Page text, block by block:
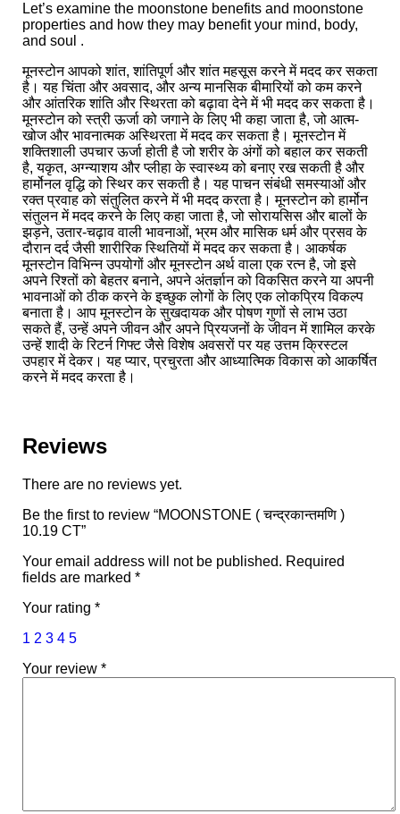
Let’s examine the moonstone benefits and moonstone
properties and how they may benefit your mind, body,
and soul .
मूनस्टोन आपको शांत, शांतिपूर्ण और शांत महसूस करने में मदद कर सकता
है। यह चिंता और अवसाद, और अन्य मानसिक बीमारियों को कम करने
और आंतरिक शांति और स्थिरता को बढ़ावा देने में भी मदद कर सकता है।
मूनस्टोन को स्त्री ऊर्जा को जगाने के लिए भी कहा जाता है, जो आत्म-
खोज और भावनात्मक अस्थिरता में मदद कर सकता है। मूनस्टोन में
शक्तिशाली उपचार ऊर्जा होती है जो शरीर के अंगों को बहाल कर सकती
है, यकृत, अग्न्याशय और प्लीहा के स्वास्थ्य को बनाए रख सकती है और
हार्मोनल वृद्धि को स्थिर कर सकती है। यह पाचन संबंधी समस्याओं और
रक्त प्रवाह को संतुलित करने में भी मदद करता है। मूनस्टोन को हार्मोन
संतुलन में मदद करने के लिए कहा जाता है, जो सोरायसिस और बालों के
झड़ने, उतार-चढ़ाव वाली भावनाओं, भ्रम और मासिक धर्म और प्रसव के
दौरान दर्द जैसी शारीरिक स्थितियों में मदद कर सकता है। आकर्षक
मूनस्टोन विभिन्न उपयोगों और मूनस्टोन अर्थ वाला एक रत्न है, जो इसे
अपने रिश्तों को बेहतर बनाने, अपने अंतर्ज्ञान को विकसित करने या अपनी
भावनाओं को ठीक करने के इच्छुक लोगों के लिए एक लोकप्रिय विकल्प
बनाता है। आप मूनस्टोन के सुखदायक और पोषण गुणों से लाभ उठा
सकते हैं, उन्हें अपने जीवन और अपने प्रियजनों के जीवन में शामिल करके
उन्हें शादी के रिटर्न गिफ्ट जैसे विशेष अवसरों पर यह उत्तम क्रिस्टल
उपहार में देकर। यह प्यार, प्रचुरता और आध्यात्मिक विकास को आकर्षित
करने में मदद करता है।
Reviews
There are no reviews yet.
Be the first to review “MOONSTONE ( चन्द्रकान्तमणि )
10.19 CT”
Your email address will not be published. Required
fields are marked *
Your rating *
1 2 3 4 5
Your review *